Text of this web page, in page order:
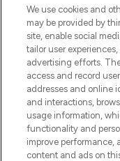
Beauty-
sowie
oder
Lieferung ab
Do Not
We use cookies and
may be provided by
site, enable social
tailor user
advertising efforts.
access and record
addresses and online
and interactions,
usage information,
functionality and
improve performance,
content and ads on